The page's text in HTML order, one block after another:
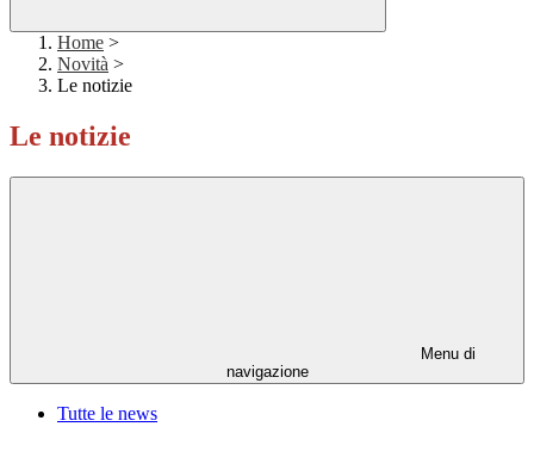
Home >
Novità >
Le notizie
Le notizie
Menu di
navigazione
Tutte le news